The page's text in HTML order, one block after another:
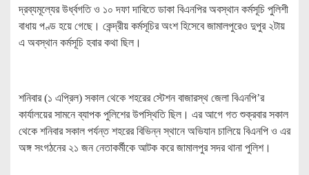
দ্রব্যমূল্যের উর্ধ্বগতি ও ১০ দফা দাবিতে ডাকা বিএনপির অবস্থান কর্মসূচি পুলিশী
বাধায় পণ্ড হয়ে গেছে। কেন্দ্রীয় কর্মসূচির অংশ হিসেবে জামালপুরেও দুপুর ২টায়
এ অবস্থান কর্মসূচি হবার কথা ছিল।
শনিবার (১ এপ্রিল) সকাল থেকে শহরের স্টেশন বাজারস্থ জেলা বিএনপি’র
কার্যালয়ের সামনে ব্যাপক পুলিশের উপস্থিতি ছিল। এর আগে গত শুক্রবার সকাল
থেকে শনিবার সকাল পর্যন্ত শহরের বিভিন্ন স্থানে অভিযান চালিয়ে বিএনপি ও এর
অঙ্গ সংগঠনের ২১ জন নেতাকর্মীকে আটক করে জামালপুর সদর থানা পুলিশ।